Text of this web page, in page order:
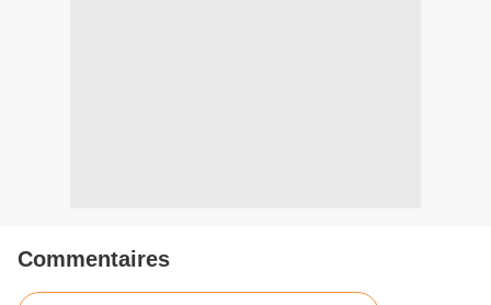
Commentaires